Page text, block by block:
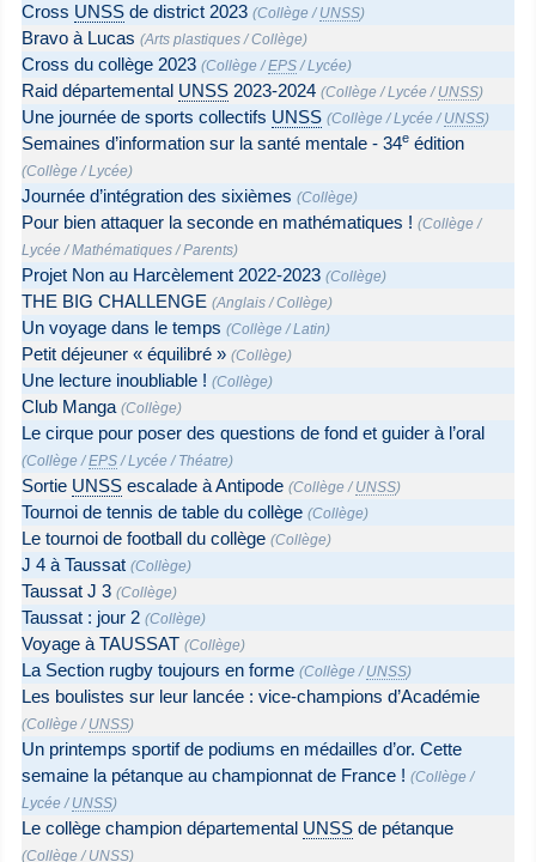
Cross UNSS de district 2023 (Collège / UNSS)
Bravo à Lucas (Arts plastiques /Collège)
Cross du collège 2023 (Collège /EPS /Lycée)
Raid départemental UNSS 2023-2024 (Collège /Lycée / UNSS)
Une journée de sports collectifs UNSS (Collège /Lycée / UNSS)
Semaines d’information sur la santé mentale - 34e édition
(Collège /Lycée)
Journée d’intégration des sixièmes (Collège)
Pour bien attaquer la seconde en mathématiques ! (Collège /
Lycée /Mathématiques /Parents)
Projet Non au Harcèlement 2022-2023 (Collège)
THE BIG CHALLENGE (Anglais /Collège)
Un voyage dans le temps (Collège /Latin)
Petit déjeuner « équilibré » (Collège)
Une lecture inoubliable ! (Collège)
Club Manga (Collège)
Le cirque pour poser des questions de fond et guider à l’oral
(Collège /EPS /Lycée / Théatre)
Sortie UNSS escalade à Antipode (Collège / UNSS)
Tournoi de tennis de table du collège (Collège)
Le tournoi de football du collège (Collège)
J 4 à Taussat (Collège)
Taussat J 3 (Collège)
Taussat : jour 2 (Collège)
Voyage à TAUSSAT (Collège)
La Section rugby toujours en forme (Collège / UNSS)
Les boulistes sur leur lancée : vice-champions d’Académie
(Collège / UNSS)
Un printemps sportif de podiums en médailles d’or. Cette
semaine la pétanque au championnat de France ! (Collège /
Lycée / UNSS)
Le collège champion départemental UNSS de pétanque
(Collège / UNSS)